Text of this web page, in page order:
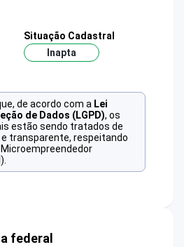
Situação Cadastral
Inapta
de acordo com a Lei
de Dados (LGPD), os
estão sendo tratados de
transparente, respeitando
federal